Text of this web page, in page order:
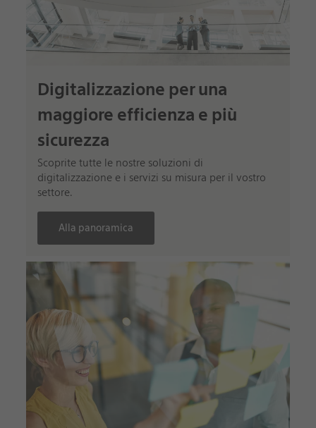
Digitalizzazione per una
maggiore efficienza e più
sicurezza
Scoprite tutte le nostre soluzioni di
digitalizzazione e i servizi su misura per il vostro
settore.
Alla panoramica